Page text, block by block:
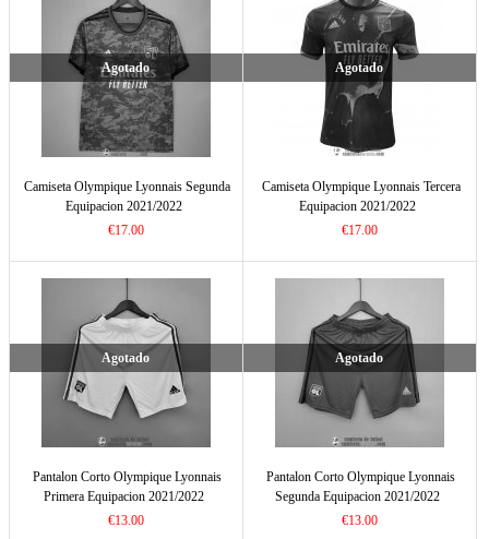
Agotado
Camiseta Olympique Lyonnais Segunda
Equipacion 2021/2022
€17.00
Agotado
Camiseta Olympique Lyonnais Tercera
Equipacion 2021/2022
€17.00
Agotado
Pantalon Corto Olympique Lyonnais
Primera Equipacion 2021/2022
€13.00
Agotado
Pantalon Corto Olympique Lyonnais
Segunda Equipacion 2021/2022
€13.00